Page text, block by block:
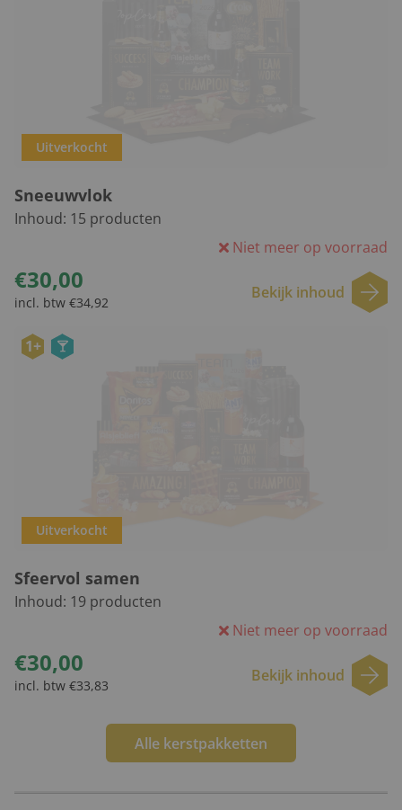
Uitverkocht
Sneeuwvlok
Inhoud: 15 producten
Niet meer op voorraad
€30,00
incl. btw €34,92
Bekijk inhoud
1+
Uitverkocht
Sfeervol samen
Inhoud: 19 producten
Niet meer op voorraad
€30,00
incl. btw €33,83
Bekijk inhoud
Alle kerstpakketten